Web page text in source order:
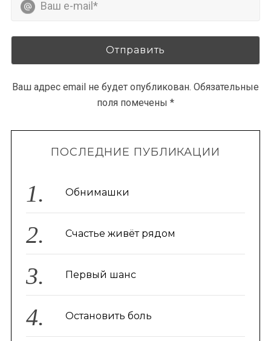
Ваш адрес email не будет опубликован. Обязательные
поля помечены *
ПОСЛЕДНИЕ ПУБЛИКАЦИИ
Обнимашки
Счастье живёт рядом
Первый шанс
Остановить боль